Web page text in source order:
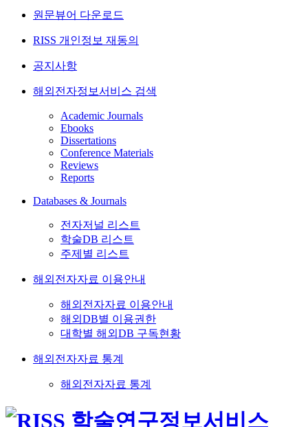
원문뷰어 다운로드
RISS 개인정보 재동의
공지사항
해외전자정보서비스 검색
Academic Journals
Ebooks
Dissertations
Conference Materials
Reviews
Reports
Databases & Journals
전자저널 리스트
학술DB 리스트
주제별 리스트
해외전자자료 이용안내
해외전자자료 이용안내
해외DB별 이용권한
대학별 해외DB 구독현황
해외전자자료 통계
해외전자자료 통계